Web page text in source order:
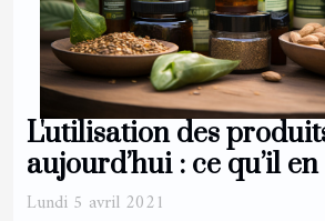
L'utilisation des
aujourd’hui : ce qu’il en
Lundi 5 avril 2021